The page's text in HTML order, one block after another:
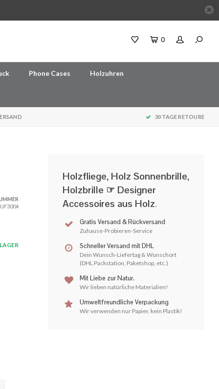
0
Phone Cases Holzuhren
30 TAGE RETOURE
Holzfliege, Holz Sonnenbrille,
Holzbrille ☞ Designer
Accessoires aus Holz.
Gratis Versand & Rückversand
Zuhause-Probieren-Service
Schneller Versand mit DHL
Dein Wunsch-Liefertag & Wunschort
(DHL Packstation, Paketshop, etc.)
Mit Liebe zur Natur.
Wir lieben natürliche Materialien!
Umweltfreundliche Verpackung
Wir verwenden nur Papier, kein Plastik!